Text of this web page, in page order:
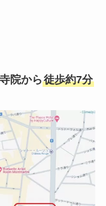
院から徒歩約7分